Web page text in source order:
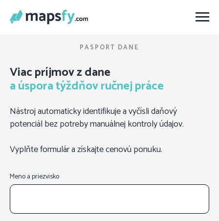
PASPORT DANE
Viac príjmov z dane
a úspora týždňov ručnej práce
Nástroj automaticky identifikuje a vyčísli daňový
potenciál bez potreby manuálnej kontroly údajov.
Vyplňte formulár a získajte cenovú ponuku.
Meno a priezvisko